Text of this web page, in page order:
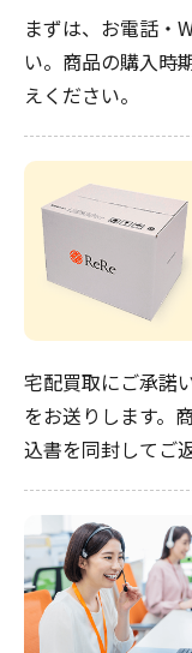
まずは、お電話・
い。商品の購入時
えください。
宅配買取にご承諾
をお送りします。
込書を同封してご